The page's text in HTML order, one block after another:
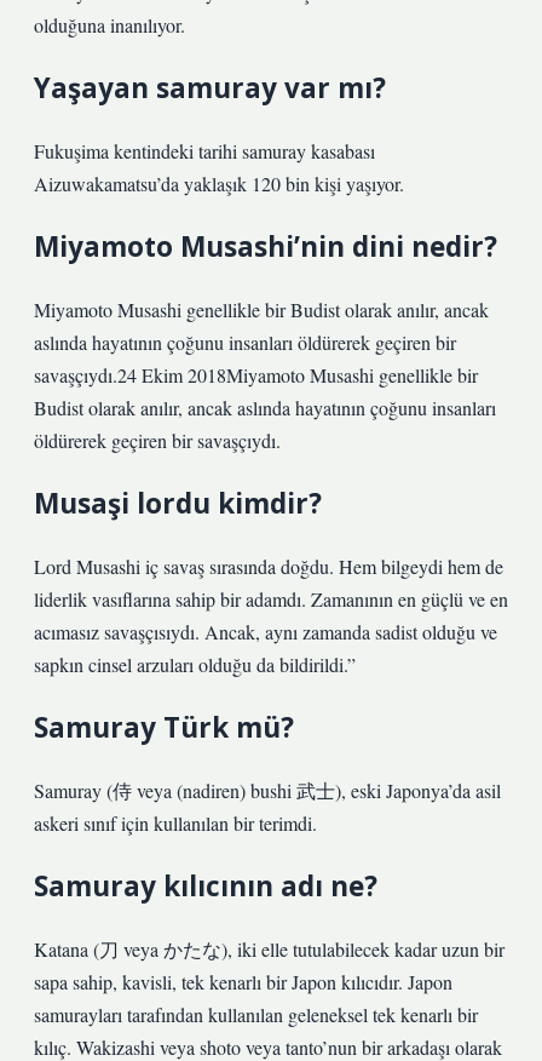
olduğuna inanılıyor.
Yaşayan samuray var mı?
Fukuşima kentindeki tarihi samuray kasabası
Aizuwakamatsu’da yaklaşık 120 bin kişi yaşıyor.
Miyamoto Musashi’nin dini nedir?
Miyamoto Musashi genellikle bir Budist olarak anılır, ancak
aslında hayatının çoğunu insanları öldürerek geçiren bir
savaşçıydı.24 Ekim 2018Miyamoto Musashi genellikle bir
Budist olarak anılır, ancak aslında hayatının çoğunu insanları
öldürerek geçiren bir savaşçıydı.
Musaşi lordu kimdir?
Lord Musashi iç savaş sırasında doğdu. Hem bilgeydi hem de
liderlik vasıflarına sahip bir adamdı. Zamanının en güçlü ve en
acımasız savaşçısıydı. Ancak, aynı zamanda sadist olduğu ve
sapkın cinsel arzuları olduğu da bildirildi.”
Samuray Türk mü?
Samuray (侍 veya (nadiren) bushi 武士), eski Japonya’da asil
askeri sınıf için kullanılan bir terimdi.
Samuray kılıcının adı ne?
Katana (刀 veya かたな), iki elle tutulabilecek kadar uzun bir
sapa sahip, kavisli, tek kenarlı bir Japon kılıcıdır. Japon
samurayları tarafından kullanılan geleneksel tek kenarlı bir
kılıç. Wakizashi veya shoto veya tanto’nun bir arkadaşı olarak